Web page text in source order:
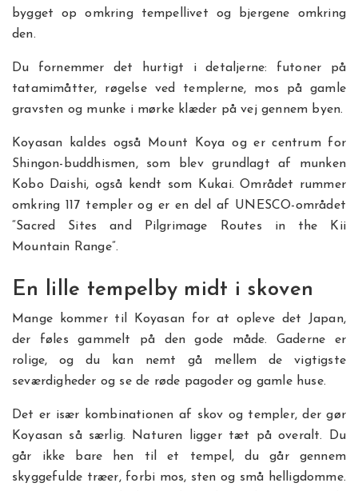
bygget op omkring tempellivet og bjergene omkring
den.
Du fornemmer det hurtigt i detaljerne: futoner på
tatamimåtter, røgelse ved templerne, mos på gamle
gravsten og munke i mørke klæder på vej gennem byen.
Koyasan kaldes også Mount Koya og er centrum for
Shingon-buddhismen, som blev grundlagt af munken
Kobo Daishi, også kendt som Kukai. Området rummer
omkring 117 templer og er en del af UNESCO-området
“Sacred Sites and Pilgrimage Routes in the Kii
Mountain Range”.
En lille tempelby midt i skoven
Mange kommer til Koyasan for at opleve det Japan,
der føles gammelt på den gode måde. Gaderne er
rolige, og du kan nemt gå mellem de vigtigste
seværdigheder og se de røde pagoder og gamle huse.
Det er især kombinationen af skov og templer, der gør
Koyasan så særlig. Naturen ligger tæt på overalt. Du
går ikke bare hen til et tempel, du går gennem
skyggefulde træer, forbi mos, sten og små helligdomme.